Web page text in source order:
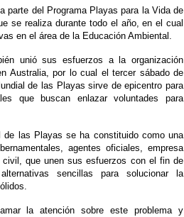
parte del Programa Playas para la Vida de
se realiza durante todo el año, en el cual
en el área de la Educación Ambiental.
unió sus esfuerzos a la organización
Australia, por lo cual el tercer sábado de
de las Playas sirve de epicentro para
que buscan enlazar voluntades para
las Playas se ha constituido como una
agentes oficiales, empresa
que unen sus esfuerzos con el fin de
sencillas para solucionar la
la atención sobre este problema y